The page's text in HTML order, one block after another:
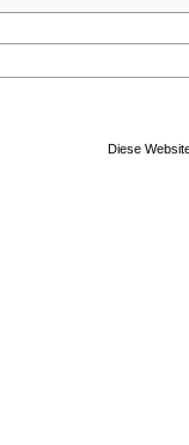
Diese